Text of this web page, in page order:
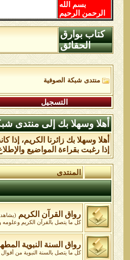
بسم الله
الرحمن الرحيم
كتاب بوارق
الحقائق
منتدى شبكة الصوفية
التسجيل
أهلا وسهلا بك إلى منتدى
أهلا وسهلا بك زائرنا الكريم،
إذا رغبت بقراءة المواضيع
المنتدى
رواق القرآن الكريم (يشاهده 9
كل ما يتصل بالقرآن الكريم وعلومه
رواق السنة النبوية
كل ما يتصل بالسنة النبوية من أقوال